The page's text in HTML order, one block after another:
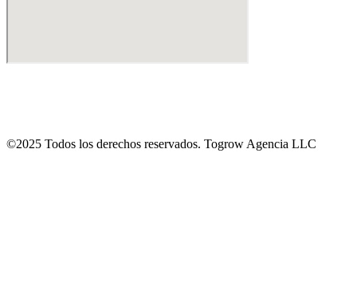
©2025 Todos los derechos reservados. Togrow Agencia LLC​